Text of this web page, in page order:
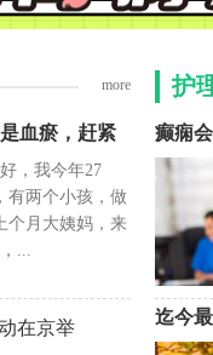
more
血瘀，赶紧
，我今年27
有两个小孩，做
个月大姨妈，来
...
在京举
护
癫痫
迄今